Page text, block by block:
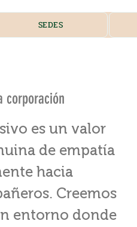
SEDES
corporación
es un valor
de empatía
hacia
Creemos
entorno donde